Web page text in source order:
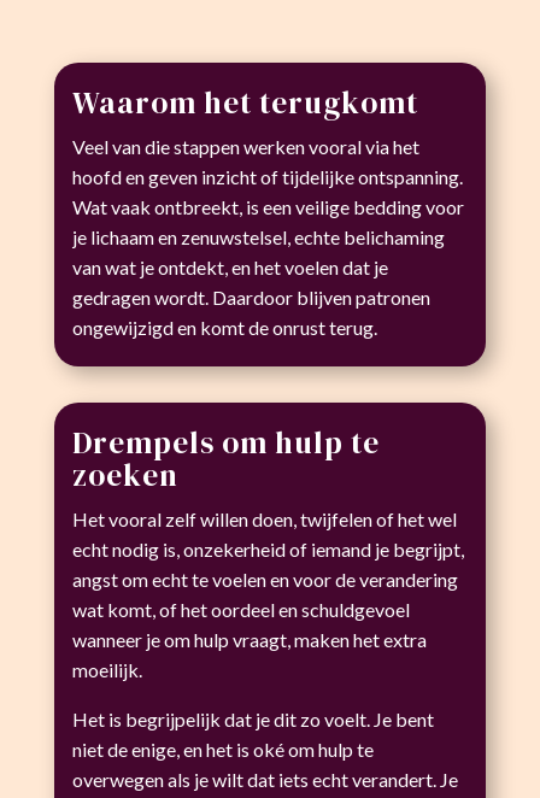
Waarom het terugkomt
Veel van die stappen werken vooral via het
hoofd en geven inzicht of tijdelijke ontspanning.
Wat vaak ontbreekt, is een veilige bedding voor
je lichaam en zenuwstelsel, echte belichaming
van wat je ontdekt, en het voelen dat je
gedragen wordt. Daardoor blijven patronen
ongewijzigd en komt de onrust terug.
Drempels om hulp te
zoeken
Het vooral zelf willen doen, twijfelen of het wel
echt nodig is, onzekerheid of iemand je begrijpt,
angst om echt te voelen en voor de verandering
wat komt, of het oordeel en schuldgevoel
wanneer je om hulp vraagt, maken het extra
moeilijk.
Het is begrijpelijk dat je dit zo voelt. Je bent
niet de enige, en het is oké om hulp te
overwegen als je wilt dat iets echt verandert. Je